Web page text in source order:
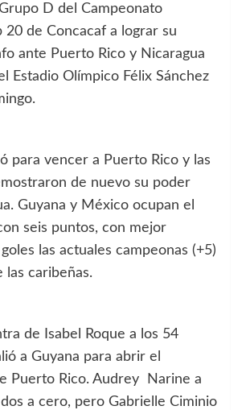
D del Campeonato
20 de Concacaf a lograr su
ante Puerto Rico y Nicaragua
Estadio Olímpico Félix Sánchez
para vencer a Puerto Rico y las
de nuevo su poder
Guyana y México ocupan el
seis puntos, con mejor
las actuales campeonas (+5)
las caribeñas.
de Isabel Roque a los 54
a Guyana para abrir el
Puerto Rico. Audrey Narine a
a cero, pero Gabrielle Ciminio